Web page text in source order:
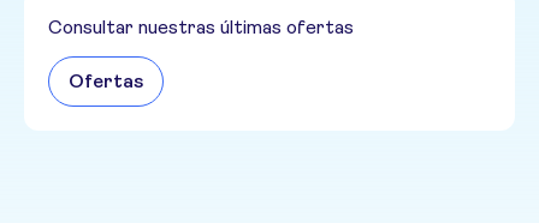
Consultar nuestras últimas ofertas
Ofertas